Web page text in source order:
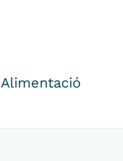
Alimentació